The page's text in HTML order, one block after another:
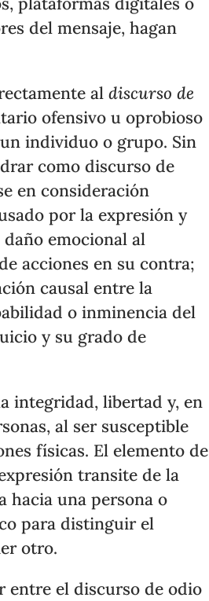
del mensaje, hagan
aldiscurso de
ofensivo u oprobioso
individuo o grupo. Sin
como discurso de
en consideración
por la expresión y
emocional al
acciones en su contra;
causal entre la
o inminencia del
y su grado de
integridad, libertad y, en
al ser susceptible
físicas. El elemento de
transite de la
hacia una persona o
para distinguir el
otro.
entre el discurso de odio